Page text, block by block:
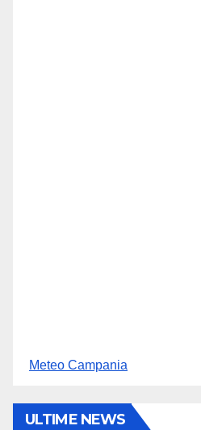
Meteo Campania
ULTIME NEWS